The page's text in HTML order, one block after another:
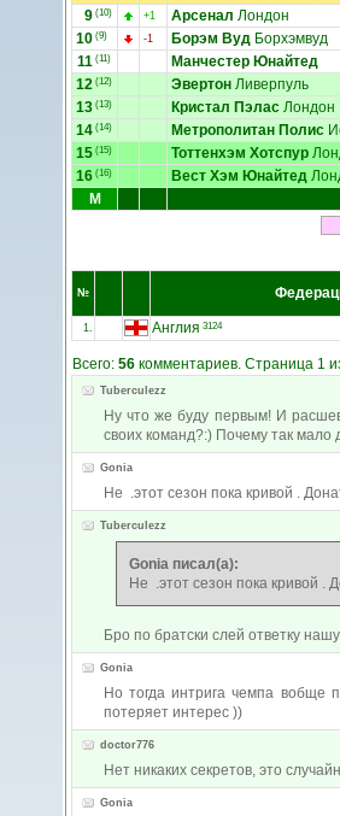
9 (10) +1 Арсенал Лондон
10 (9) -1 Борэм Вуд Борхэмвуд
11 (11) Манчестер Юнайтед
12 (12) Эвертон Ливерпуль
13 (13) Кристал Пэлас Лондон
14 (14) Метрополитан Полис
15 (15) Тоттенхэм Хотспур
16 (16) Вест Хэм Юнайтед
М
№
1. Англия 3124
Всего: 56 комментариев. Страница 1
Tuberculezz
Ну что же буду первым! И
своих команд?:) Почему так
Gonia
Не .этот сезон пока кривой .
Tuberculezz
Gonia писал(а):
Не .этот сезон пока кривой .
Бро по братски слей ответку
Gonia
Но тогда интрига чемпа вобще
потеряет интерес ))
doctor776
Нет никаких секретов, это
Gonia